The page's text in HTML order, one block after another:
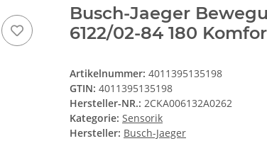
Busch-Jaeger
6122/02-84 180
Artikelnummer: 4011395135198
GTIN: 4011395135198
Hersteller-NR.: 2CKA006132A0262
Kategorie: Sensorik
Hersteller: Busch-Jaeger